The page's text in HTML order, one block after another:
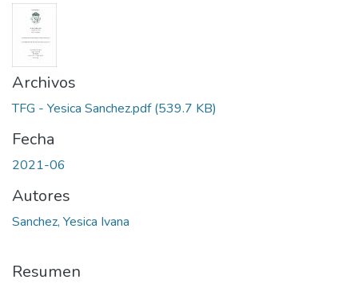
Archivos
TFG - Yesica Sanchez.pdf(539.7 KB)
Fecha
2021-06
Autores
Sanchez, Yesica Ivana
Resumen